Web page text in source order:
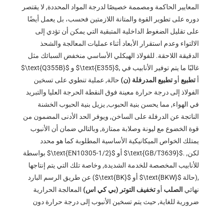
المعايير الحاكمة ومصممة خصيصًا لدرجة المواد المحددة, لا يقتصر
دوره على تطوير القوة والمتانة اللازمتين فحسب، بل يعمل أيضًا
على تقليل الضغوط الداخلية المتبقية التي يمكن أن تؤدي إلى
الالتواء وعدم استقرار الأبعاد أثناء عمليات المعالجة والشحذ
الدقيقة اللاحقة. للفولاذ الهيكلي الأساسي منخفض السبائك مثل
$\text{Q355B}$
$\text{E355}$, غالبًا ما يتم توفير الأنابيب في
أتطبيع أوتطبيع المدرفلة (ن) حالة, عملية تنطوي على تسخين
الفولاذ إلى درجة حرارة معينة فوق النقطة الحرجة العليا والتبريد
في الهواء, مما يحسن بنية الحبوب, يزيل بنية الحبوب الخشنة
الناتجة عن الدرفلة على الساخن, ويوفر الحد الأدنى المضمون من
قوة الخضوع مع ليونة وصلابة ممتازة, وبالتالي ضمان أن الأنبوب
يمتلك الخواص الميكانيكية الأساسية المطلوبة كما هو محدد
$\text{EN10305-1/2}$ $\text{GB/T3639}$. لكن,
للأنابيب المخصصة للخدمة الشديدة, وخاصة تلك التي يتم إنتاجها
عن طريق الرسم البارد ($\text{BK}$ $\text{BKW}$
نهائي الصلب أوتخفيف التوتر (بي كي اس) المعالجة الحرارية
ضرورية للغاية, حيث يتم تسخين الأنبوب إلى درجة حرارة دون